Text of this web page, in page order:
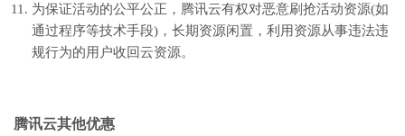
为保证活动的公平公正，腾讯云有权对恶意刷抢活动资源(如
通过程序等技术手段)，长期资源闲置，利用资源从事违法违
规行为的用户收回云资源。
腾讯云其他优惠